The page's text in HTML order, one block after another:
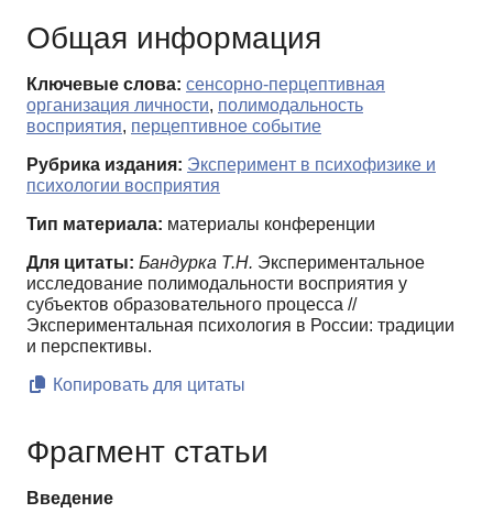
Общая информация
Ключевые слова: сенсорно-перцептивная
организация личности, полимодальность
восприятия, перцептивное событие
Рубрика издания: Эксперимент в психофизике и
психологии восприятия
Тип материала: материалы конференции
Для цитаты: Бандурка Т.Н. Экспериментальное
исследование полимодальности восприятия у
субъектов образовательного процесса //
Экспериментальная психология в России: традиции
и перспективы.
Копировать для цитаты
Фрагмент статьи
Введение